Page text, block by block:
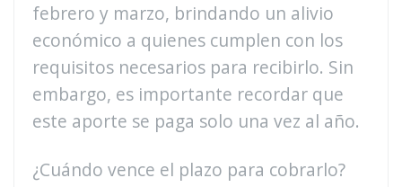
febrero y marzo, brindando un alivio
económico a quienes cumplen con los
requisitos necesarios para recibirlo. Sin
embargo, es importante recordar que
este aporte se paga solo una vez al año.
¿Cuándo vence el plazo para cobrarlo?